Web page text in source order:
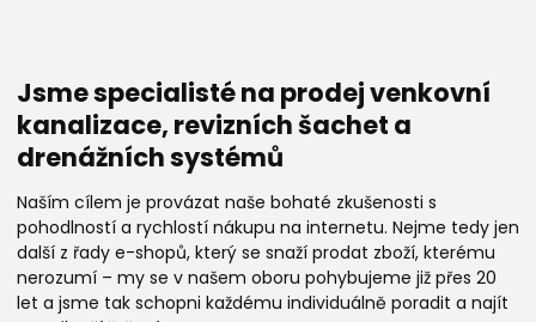
Jsme specialisté na prodej venkovní
kanalizace, revizních šachet a
drenážních systémů
Naším cílem je provázat naše bohaté zkušenosti s
pohodlností a rychlostí nákupu na internetu. Nejme tedy jen
další z řady e-shopů, který se snaží prodat zboží, kterému
nerozumí – my se v našem oboru pohybujeme již přes 20
let a jsme tak schopni každému individuálně poradit a najít